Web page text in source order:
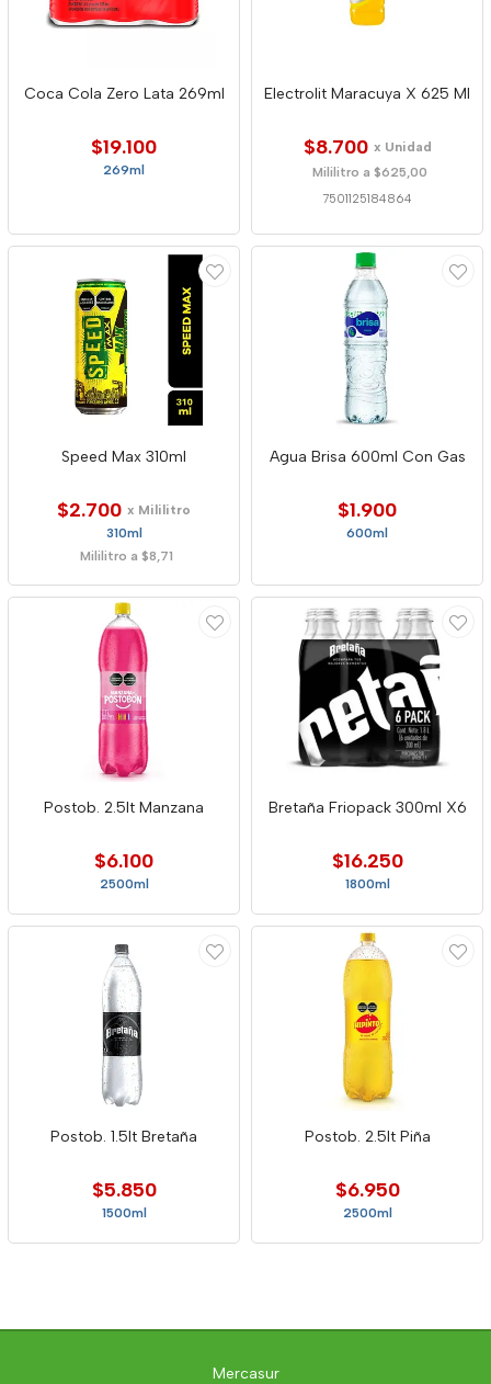
Coca Cola Zero Lata 269ml
$19.100
269ml
Electrolit Maracuya X 625 Ml
$8.700 x Unidad
Mililitro a $625,00
7501125184864
Speed Max 310ml
$2.700 x Mililitro
310ml
Mililitro a $8,71
Agua Brisa 600ml Con Gas
$1.900
600ml
Postob. 2.5lt Manzana
$6.100
2500ml
Bretaña Friopack 300ml X6
$16.250
1800ml
Postob. 1.5lt Bretaña
$5.850
1500ml
Postob. 2.5lt Piña
$6.950
2500ml
Mercasur